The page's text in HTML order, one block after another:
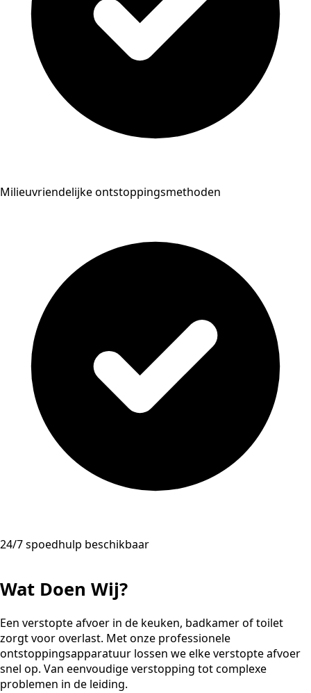
Milieuvriendelijke ontstoppingsmethoden
24/7 spoedhulp beschikbaar
Wat Doen Wij?
Een verstopte afvoer in de keuken, badkamer of toilet
zorgt voor overlast. Met onze professionele
ontstoppingsapparatuur lossen we elke verstopte afvoer
snel op. Van eenvoudige verstopping tot complexe
problemen in de leiding.